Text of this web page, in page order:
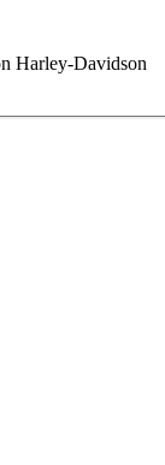
Harley-Davidson